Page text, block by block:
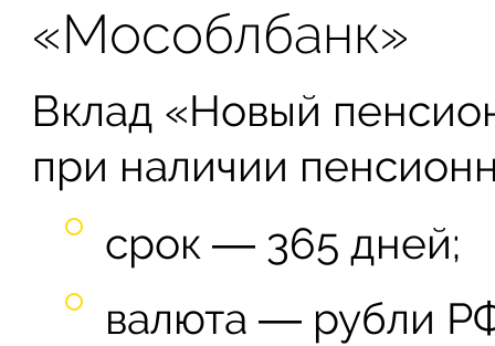
«Мособлбанк»
Вклад «Новый
при наличии
срок ― 365 дней;
валюта ― рубли